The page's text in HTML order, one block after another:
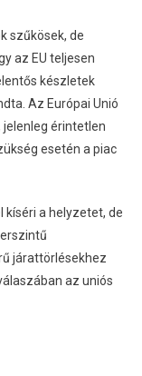
szűkösek, de
az EU teljesen
készletek
Az Európai Unió
érintetlen
esetén a piac
a helyzetet, de
járattörlésekhez
az uniós